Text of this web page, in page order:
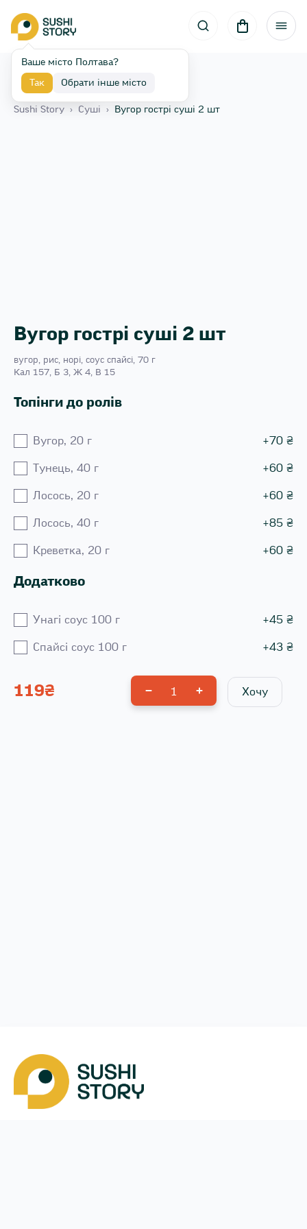
Ваше місто Полтава?
Так Обрати інше місто
Назад
Sushi Story › Сушi › Вугор гострі суші 2 шт
Вугор гострі суші 2 шт
вугор, рис, норі, соус спайсі, 70 г
Кал 157, Б 3, Ж 4, В 15
Топінги до ролів
Вугор, 20 г +70 ₴
Тунець, 40 г +60 ₴
Лосось, 20 г +60 ₴
Лосось, 40 г +85 ₴
Креветка, 20 г +60 ₴
Додатково
Унагі соус 100 г +45 ₴
Спайсі соус 100 г +43 ₴
119₴ 1 Хочу